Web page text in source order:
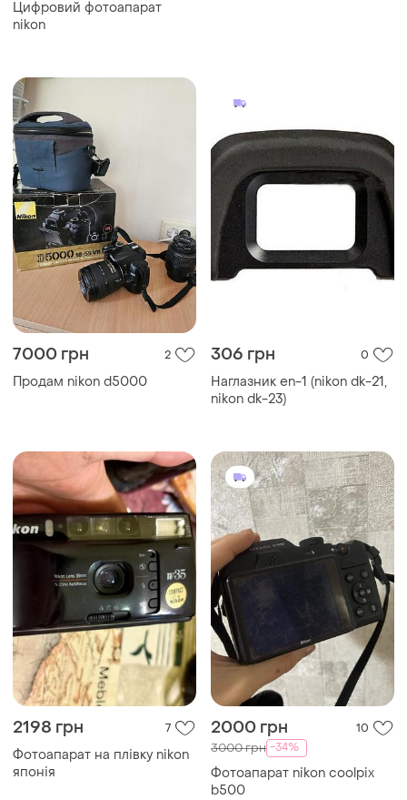
Цифровий фотоапарат
nikon
7000 грн 2
Продам nikon d5000
306 грн 0
Наглазник en-1 (nikon dk-21,
nikon dk-23)
2198 грн 7
Фотоапарат на плівку nikon
японія
2000 грн 10
3000 грн -34%
Фотоапарат nikon coolpix
b500